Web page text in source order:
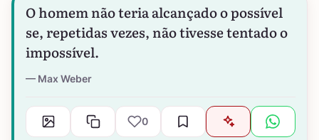
O homem não teria alcançado o possível
se, repetidas vezes, não tivesse tentado o
impossível.
Max Weber
0